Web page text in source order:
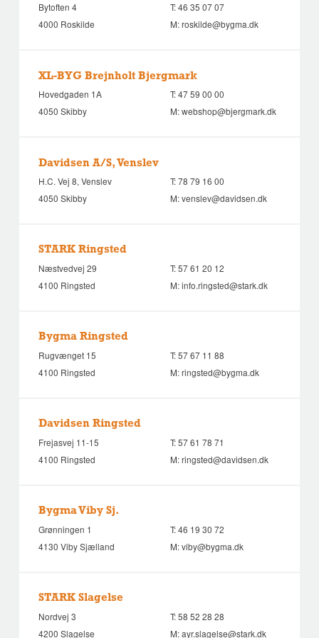
Bytoften 4
4000 Roskilde
T:46 35 07 07
M:roskilde@bygma.dk
XL-BYG Brejnholt Bjergmark
Hovedgaden 1A
4050 Skibby
T:47 59 00 00
M:webshop@bjergmark.dk
Davidsen A/S, Venslev
H.C. Vej 8, Venslev
4050 Skibby
T:78 79 16 00
M:venslev@davidsen.dk
STARK Ringsted
Næstvedvej 29
4100 Ringsted
T:57 61 20 12
M:info.ringsted@stark.dk
Bygma Ringsted
Rugvænget 15
4100 Ringsted
T:57 67 11 88
M:ringsted@bygma.dk
Davidsen Ringsted
Frejasvej 11-15
4100 Ringsted
T:57 61 78 71
M:ringsted@davidsen.dk
Bygma Viby Sj.
Grønningen 1
4130 Viby Sjælland
T:46 19 30 72
M:viby@bygma.dk
STARK Slagelse
Nordvej 3
4200 Slagelse
T:58 52 28 28
M:ayr.slagelse@stark.dk